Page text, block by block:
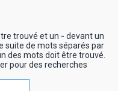
trouvé et un - devant un
suite de mots séparés par
des mots doit être trouvé.
pour des recherches